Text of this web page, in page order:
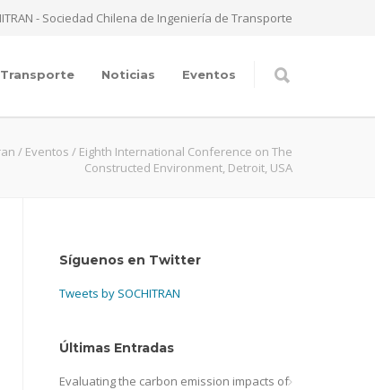
- Sociedad Chilena de Ingeniería de Transporte
Noticias Eventos
/ Eventos / Eighth International Conference on The
Constructed Environment, Detroit, USA
Síguenos en Twitter
Tweets by SOCHITRAN
Últimas Entradas
Evaluating the carbon emission impacts of